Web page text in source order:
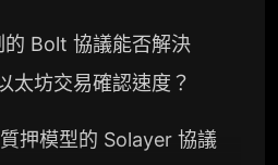
Bolt 協議能否解決
太坊交易確認速度？
押模型的 Solayer 協議